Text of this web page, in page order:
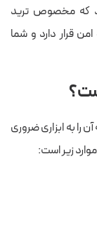
که مخصوص ترید
قرار دارد و شما
را به ابزاری ضروری
زیر است: